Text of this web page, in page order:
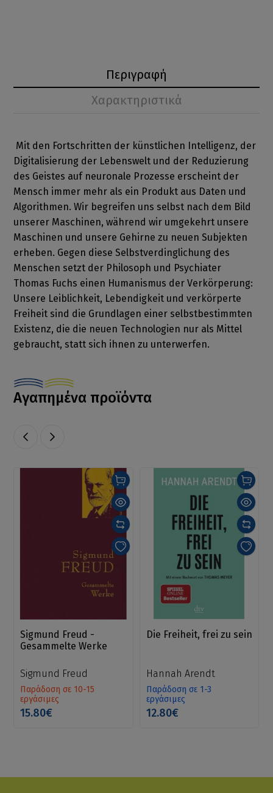
Περιγραφή
Χαρακτηριστικά
Mit den Fortschritten der künstlichen Intelligenz, der
Digitalisierung der Lebenswelt und der Reduzierung
des Geistes auf neuronale Prozesse erscheint der
Mensch immer mehr als ein Produkt aus Daten und
Algorithmen. Wir begreifen uns selbst nach dem Bild
unserer Maschinen, während wir umgekehrt unsere
Maschinen und unsere Gehirne zu neuen Subjekten
erheben. Gegen diese Selbstverdinglichung des
Menschen setzt der Philosoph und Psychiater
Thomas Fuchs einen Humanismus der Verkörperung:
Unsere Leiblichkeit, Lebendigkeit und verkörperte
Freiheit sind die Grundlagen einer selbstbestimmten
Existenz, die die neuen Technologien nur als Mittel
gebraucht, statt sich ihnen zu unterwerfen.
Αγαπημένα προϊόντα
Sigmund Freud -
Gesammelte Werke
Sigmund Freud
Παράδοση σε 10-15
εργάσιμες
15.80€
Die Freiheit, frei zu sein
Hannah Arendt
Παράδοση σε 1-3
εργάσιμες
12.80€